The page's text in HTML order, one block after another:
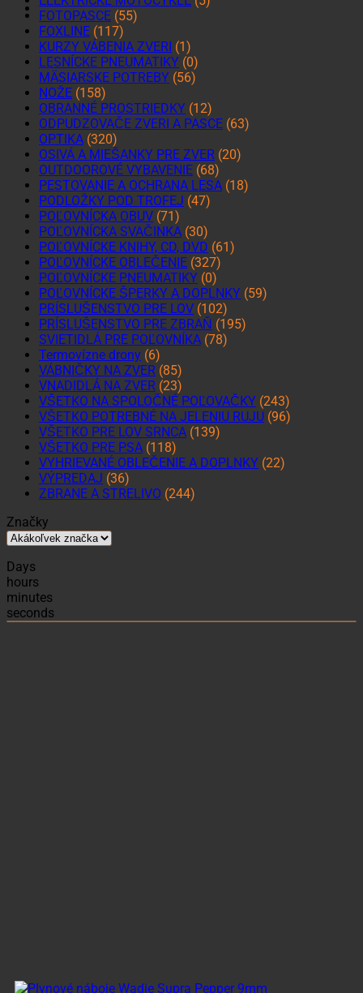
FOTOPASCE (55)
FOXLINE (117)
KURZY VÁBENIA ZVERI (1)
LESNÍCKE PNEUMATIKY (0)
MÄSIARSKE POTREBY (56)
NOŽE (158)
OBRANNÉ PROSTRIEDKY (12)
ODPUDZOVAČE ZVERI A PASCE (63)
OPTIKA (320)
OSIVÁ A MIEŠANKY PRE ZVER (20)
OUTDOOROVÉ VYBAVENIE (68)
PESTOVANIE A OCHRANA LESA (18)
PODLOŽKY POD TROFEJ (47)
POĽOVNÍCKA OBUV (71)
POĽOVNÍCKA SVAČINKA (30)
POĽOVNÍCKE KNIHY, CD, DVD (61)
POĽOVNÍCKE OBLEČENIE (327)
POĽOVNÍCKE PNEUMATIKY (0)
POĽOVNÍCKE ŠPERKY A DOPLNKY (59)
PRÍSLUŠENSTVO PRE LOV (102)
PRÍSLUŠENSTVO PRE ZBRAŇ (195)
SVIETIDLÁ PRE POĽOVNÍKA (78)
Termovízne drony (6)
VÁBNIČKY NA ZVER (85)
VNADIDLÁ NA ZVER (23)
VŠETKO NA SPOLOČNÉ POĽOVAČKY (243)
VŠETKO POTREBNÉ NA JELENIU RUJU (96)
VŠETKO PRE LOV SRNCA (139)
VŠETKO PRE PSA (118)
VYHRIEVANÉ OBLEČENIE A DOPLNKY (22)
VÝPREDAJ (36)
ZBRANE A STRELIVO (244)
Značky
Days
hours
minutes
seconds